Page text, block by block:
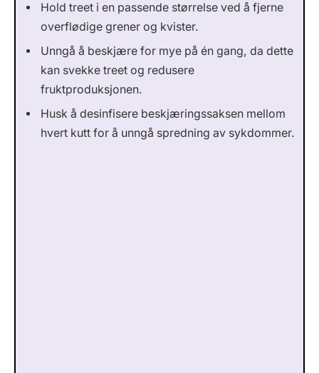
Hold treet i en passende størrelse ved å fjerne
overflødige grener og kvister.
Unngå å beskjære for mye på én gang, da dette
kan svekke treet og redusere
fruktproduksjonen.
Husk å desinfisere beskjæringssaksen mellom
hvert kutt for å unngå spredning av sykdommer.